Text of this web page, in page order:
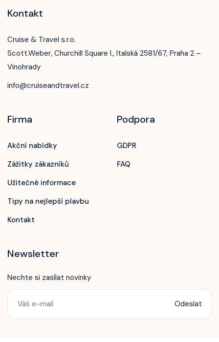
Zavolejte nám!
+420 603 172 604
Kontakt
Cruise & Travel s.r.o.
Scott.Weber, Churchill Square I., Italská 2581/67, Praha 2 –
Vinohrady
info@cruiseandtravel.cz
Firma
Akční nabídky
Zážitky zákazníků
Užitečné informace
Tipy na nejlepší plavbu
Kontakt
Podpora
GDPR
FAQ
Newsletter
Nechte si zasílat novinky
Odeslat